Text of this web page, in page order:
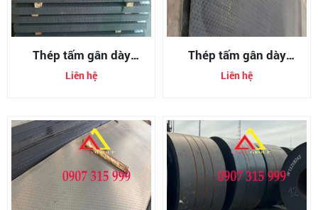
Thép tấm gân dày
18mm/18ly
Liên hệ
Thép tấm gân dày
16mm/16ly
Liên hệ